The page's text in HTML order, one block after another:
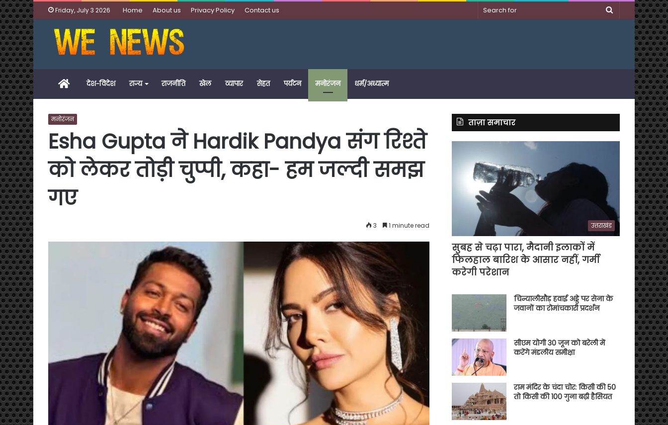
Friday, July 3 2026 Home About us Privacy Policy Contact us
Search
Homeदेश-विदेश राज्य राजनीति खेल व्यापार सेहत पर्यटन मनोरंजन धर्म/अध्यात्म
मनोरंजन
Esha Gupta ने Hardik Pandya संग रिश्ते
को लेकर तोड़ी चुप्पी, कहा- हम जल्दी समझ
गए
3 1 minute read
ताज़ा समाचार
उत्तराखंड
सुबह से चढ़ा पारा, मैदानी इलाकों में
फिलहाल बारिश के आसार नहीं, गर्मी
करेगी परेशान
चिन्यालीसौड़ हवाई अड्डे पर सेना के
जवानों का रोमांचकारी प्रदर्शन
सीएम योगी 30 जून को बरेली में
करेंगे मंडलीय समीक्षा
राम मंदिर के चंदा चोर: किसी की 50
तो किसी की 100 गुना बढ़ी हैसियत